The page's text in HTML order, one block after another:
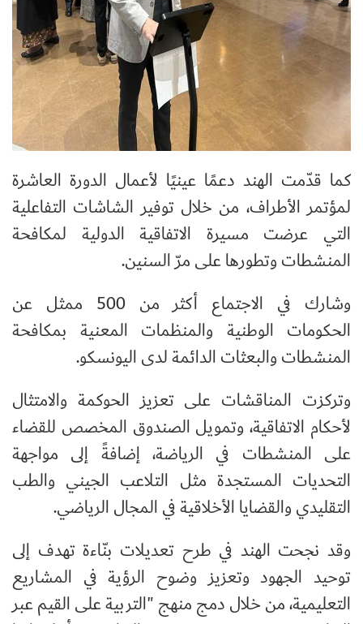
كما قدّمت الهند دعمًا عينيًا لأعمال الدورة العاشرة
لمؤتمر الأطراف، من خلال توفير الشاشات التفاعلية
التي عرضت مسيرة الاتفاقية الدولية لمكافحة
المنشطات وتطورها على مرّ السنين.
وشارك في الاجتماع أكثر من 500 ممثل عن
الحكومات الوطنية والمنظمات المعنية بمكافحة
المنشطات والبعثات الدائمة لدى اليونسكو.
وتركزت المناقشات على تعزيز الحوكمة والامتثال
لأحكام الاتفاقية، وتمويل الصندوق المخصص للقضاء
على المنشطات في الرياضة، إضافةً إلى مواجهة
التحديات المستجدة مثل التلاعب الجيني والطب
التقليدي والقضايا الأخلاقية في المجال الرياضي.
وقد نجحت الهند في طرح تعديلات بنّاءة تهدف إلى
توحيد الجهود وتعزيز وضوح الرؤية في المشاريع
التعليمية، من خلال دمج منهج "التربية على القيم عبر